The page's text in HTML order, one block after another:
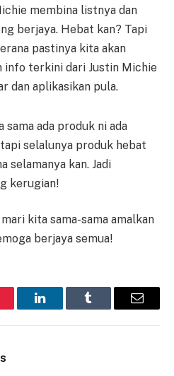
membina listnya dan
berjaya. Hebat kan? Tapi
pastinya kita akan
info terkini dari Justin Michie
dan aplikasikan pula.
ada produk ni ada
selalunya produk hebat
selamanya kan. Jadi
kerugian!
kita sama-sama amalkan
berjaya semua!
LinkedInTumblr Email